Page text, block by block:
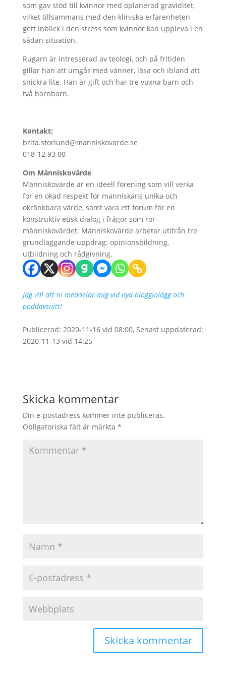
som gav stöd till kvinnor med oplanerad graviditet,
vilket tillsammans med den kliniska erfarenheten
gett inblick i den stress som kvinnor kan uppleva i en
sådan situation.
Rugarn är intresserad av teologi, och på fritiden
gillar han att umgås med vänner, läsa och ibland att
snickra lite. Han är gift och har tre vuxna barn och
två barnbarn.
Kontakt:
brita.storlund@manniskovarde.se
018-12 93 00
Om Människovärde
Människovärde är en ideell förening som vill verka
för en ökad respekt för människans unika och
okränkbara värde, samt vara ett forum för en
konstruktiv etisk dialog i frågor som rör
människovärdet. Människovärde arbetar utifrån tre
grundläggande uppdrag: opinionsbildning,
utbildning och rådgivning.
Jag vill att ni meddelar mig vid nya blogginlägg och
poddavsnitt!
Publicerad: 2020-11-16 vid 08:00, Senast uppdaterad:
2020-11-13 vid 14:25
Skicka kommentar
Din e-postadress kommer inte publiceras.
Obligatoriska fält är märkta *